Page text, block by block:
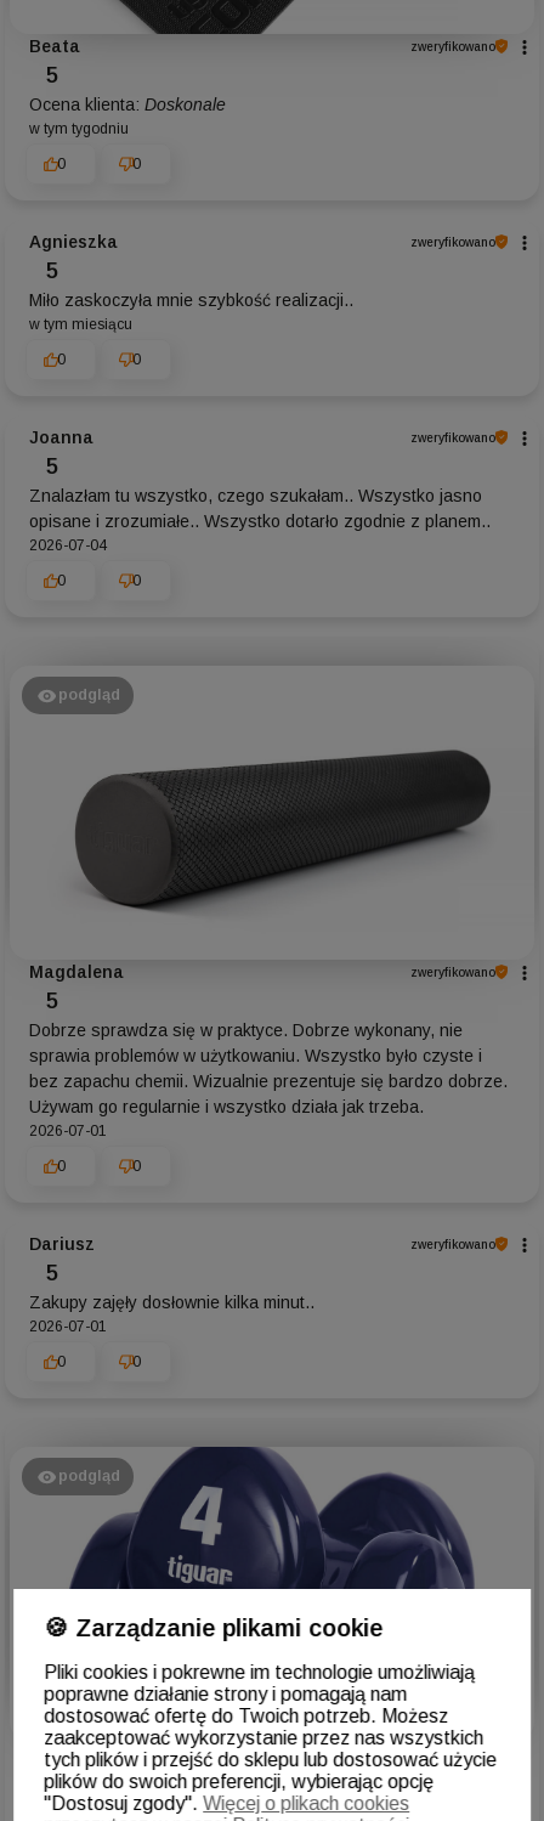
Beata zweryfikowano
5
Ocena klienta: Doskonale
w tym tygodniu
0 0
Agnieszka zweryfikowano
5
Miło zaskoczyła mnie szybkość realizacji..
w tym miesiącu
0 0
Joanna zweryfikowano
5
Znalazłam tu wszystko, czego szukałam.. Wszystko jasno
opisane i zrozumiałe.. Wszystko dotarło zgodnie z planem..
2026-07-04
0 0
podgląd
Magdalena zweryfikowano
5
Dobrze sprawdza się w praktyce. Dobrze wykonany, nie
sprawia problemów w użytkowaniu. Wszystko było czyste i
bez zapachu chemii. Wizualnie prezentuje się bardzo dobrze.
Używam go regularnie i wszystko działa jak trzeba.
2026-07-01
0 0
Dariusz zweryfikowano
5
Zakupy zajęły dosłownie kilka minut..
2026-07-01
0 0
podgląd
Hanna zweryfikowano
5
Ocena klienta:Doskonale
🍪 Zarządzanie plikami cookie
Pliki cookies i pokrewne im technologie umożliwiają
poprawne działanie strony i pomagają nam
dostosować ofertę do Twoich potrzeb. Możesz
zaakceptować wykorzystanie przez nas wszystkich
tych plików i przejść do sklepu lub dostosować użycie
plików do swoich preferencji, wybierając opcję
"Dostosuj zgody". Więcej o plikach cookies